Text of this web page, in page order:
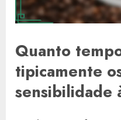
Quanto
tipicamente
sensibilidade